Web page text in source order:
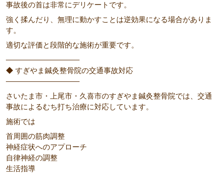
事故後の首は非常にデリケートです。
強く揉んだり、無理に動かすことは逆効果になる場合がありま
す。
適切な評価と段階的な施術が重要です。
――――――――――
◆ すぎやま鍼灸整骨院の交通事故対応
――――――――――
さいたま市・上尾市・久喜市のすぎやま鍼灸整骨院では、交通
事故によるむち打ち治療に対応しています。
施術では
首周囲の筋肉調整
神経症状へのアプローチ
自律神経の調整
生活指導